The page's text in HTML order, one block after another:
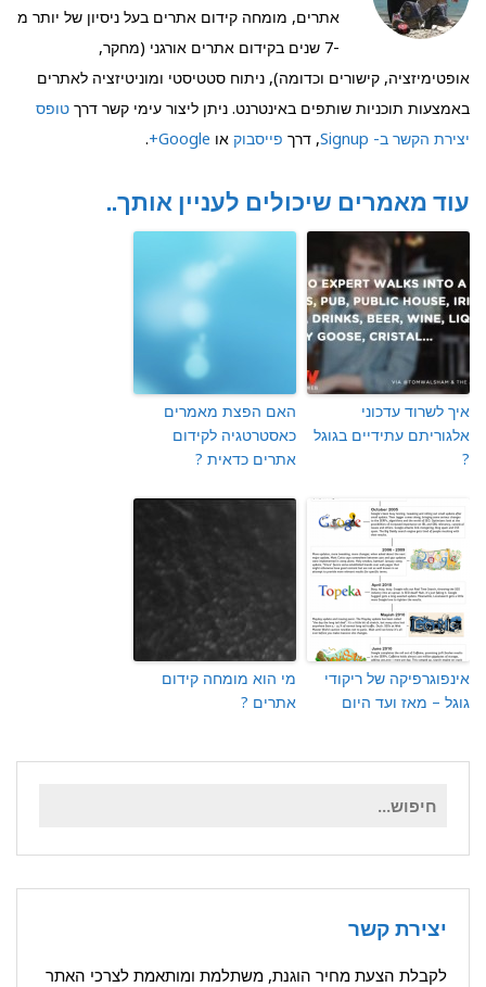
אתרים, מומחה קידום אתרים בעל ניסיון של יותר מ
-7 שנים בקידום אתרים אורגני (מחקר,
אופטימיזציה, קישורים וכדומה), ניתוח סטטיסטי ומוניטיזציה לאתרים
באמצעות תוכניות שותפים באינטרנט. ניתן ליצור עימי קשר דרך טופס
יצירת הקשר ב- Signup
, דרך פייסבוק או Google+
.
עוד מאמרים שיכולים לעניין אותך..
איך לשרוד עדכוני
אלגוריתם עתידיים בגוגל
?
האם הפצת מאמרים
כאסטרטגיה לקידום
אתרים כדאית ?
אינפוגרפיקה של ריקודי
גוגל – מאז ועד היום
מי הוא מומחה קידום
אתרים ?
יצירת קשר
לקבלת הצעת מחיר הוגנת, משתלמת ומותאמת לצרכי האתר